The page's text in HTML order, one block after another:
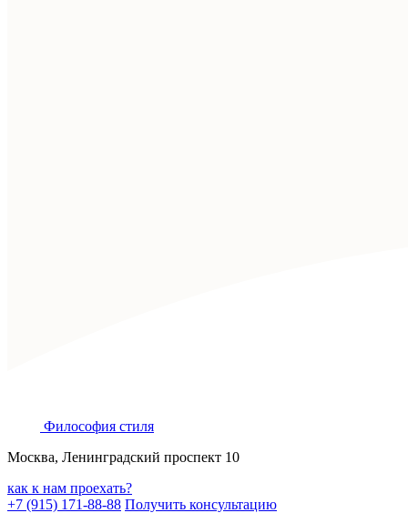
Философия стиля
Москва, Ленинградский проспект 10
как к нам проехать?
+7 (915) 171-88-88 Получить консультацию